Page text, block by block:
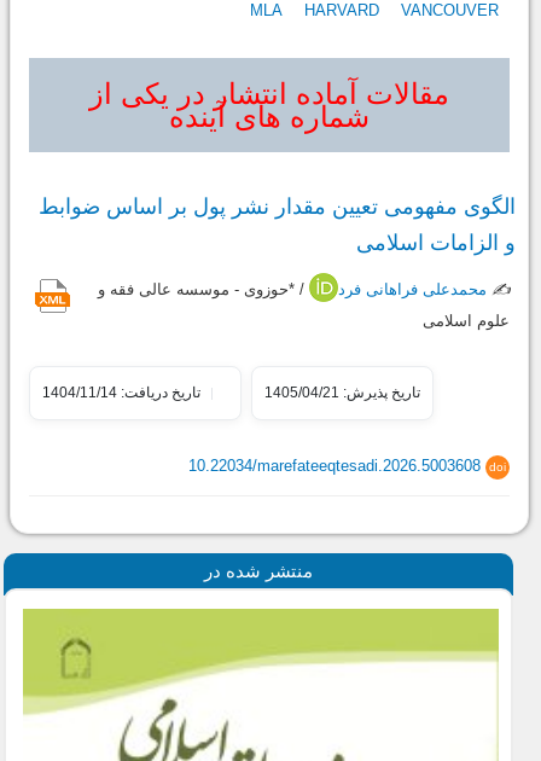
MLA
HARVARD VANCOUVER
مقالات آماده انتشار در یکی از
شماره های آینده
الگوی مفهومی تعیین مقدار نشر پول بر اساس ضوابط
و الزامات اسلامی
✍️ محمدعلی فراهانی فرد
/ *حوزوی - موسسه عالی فقه و
علوم اسلامی
تاریخ دریافت: 1404/11/14 تاریخ پذیرش: 1405/04/21
doi
10.22034/marefateeqtesadi.2026.5003608
منتشر شده در